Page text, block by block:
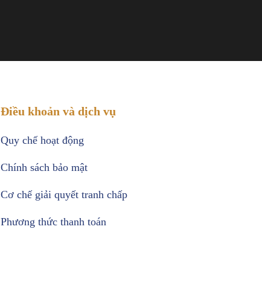
Điều khoản và dịch vụ
Quy chế hoạt động
Chính sách bảo mật
Cơ chế giải quyết tranh chấp
Phương thức thanh toán